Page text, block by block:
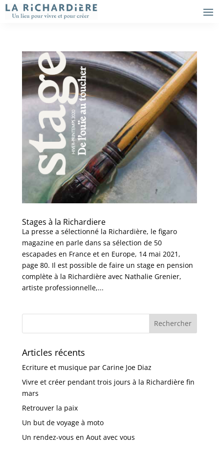
Stages à la Richardiere
La presse a sélectionné la Richardière, le figaro
magazine en parle dans sa sélection de 50
escapades en France et en Europe, 14 mai 2021,
page 80. Il est possible de faire un stage en pension
complète à la Richardière avec Nathalie Grenier,
artiste professionnelle,...
Articles récents
Ecriture et musique par Carine Joe Diaz
Vivre et créer pendant trois jours à la Richardière fin
mars
Retrouver la paix
Un but de voyage à moto
Un rendez-vous en Aout avec vous